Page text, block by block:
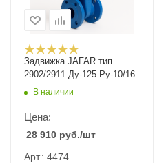
Задвижка JAFAR тип
2902/2911 Ду-125 Ру-10/16
В наличии
Цена:
28 910 руб./шт
Арт.: 4474